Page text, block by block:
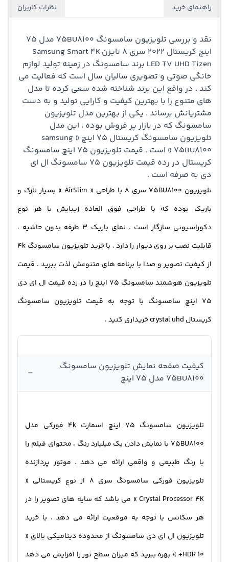
کیفیت تصویر با دیگر برندها رقابت می کند . وضوح فورکی
اولترا اچ دی تلویزیون سامسونگ 75BU8100 با رزولوشن
3840 × 2160 پیکسل ، نشان دهنده زنده بودن رنگ ها و
جزئیات دقیق‌ تر تصویر می باشد . تلویزیون کریستال
سامسونگ 75 اینچ سری 8 با نرخ تجدید 50 هرتز ، شاخص
حرکات سریع و بدون وقفه را بدون لرزش و نرم تر ایجاد می کند
. تلویزیون بزرگ سامسونگ 75 اینچ مدل BU8100 ، با پردازنده
« Crystal Processor 4K » محتوا را با کیفیت فورکی پخش می
کند . قيمت ال اي دي سامسونگ در رده قیمت سامسونگ
SmartThings » ، اشتراک فیلم و عکس با « Tap View » و
بلوتوث نسخه (BT5.2) بهره ببرید .
تلویزیون 70 اینچ سامسونگ
راهنمای خرید
نظرات کاربران
نقد و بررسی تلویزیون سامسونگ 75BU8100 مدل 75
اینچ کریستال 2022 سری 8 تایزن Samsung Smart 4K
LED TV UHD Tizen برند سامسونگ در زمینه تولید لوازم
خانگی صوتی و تصویری سالیان سال است که فعالیت می
کند . در واقع این برند شناخته شده سعی کرده تا مدل
های متنوع را با بهترین کیفیت و کارایی تولید و به دست
مشتریانش برساند . یکی از بهترین مدل تلویزیون
سامسونگ که در بازار پر فروش بوده ، این مدل
تلویزیون سامسونگ کریستال ۷۵ اینچ « samsung
75BU8100 » است . قيمت تلويزيون ۷۵ اينچ سامسونگ
کریستال در رده قیمت تلویزیون ۷۵ سامسونگ ال ای
دی به صرفه است .
تلویزیون 75BU8100 سری 8 با طراحی « AirSlim » بسیار نازک و
باریک بوده که با طراحی فوق العاده زیبایش با هر نوع
دکوراسیونی سازگار است . نمای باریک 3 طرفه بدون حاشیه ،
قابلیت نصب بر روی دیوار را دارد . با خرید تلویزیون سامسونگ 4k
از کیفیت تصویر و صدا با برنامه های متنوعش لذت ببرید . قیمت
تلویزیون هوشمند سامسونگ 75 اینچ را در رده قیمت ال ای دی
75 اینچ سامسونگ با توجه به قیمت تلویزیون سامسونگ
کریستال crystal uhd خریداری کنید .
کیفیت صفحه نمایش تلویزیون سامسونگ
75BU8100 مدل 75 اینچ
-
تلویزیون سامسونگ 75 اینچ اسمارت 4k فورکی مدل
75BU8100 با نمایش دادن یک میلیارد رنگ ، محتوای فیلم را
با رنگ طبیعی و واقعی ارائه می دهد . موتور پردازنده
تلویزیون فورکی سامسونگ سری 8 از نوع کریستالی «
Crystal Processor 4K » می باشد که سایه های تصویر را در
هر سکانس با توجه به موقعیت ارائه می دهد . با خرید
تلویزیون ال ای دی سامسونگ از محدوده دینامیکی بالای «
HDR 10+ » بهره ببرید که میزان سطح نور را افزایش می دهد